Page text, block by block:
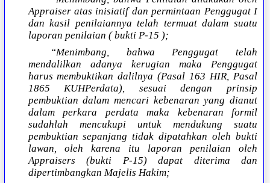
Appraiser atas inisiatif dan permintaan Penggugat I
dan kasil penilaiannya telah termuat dalam suatu
laporan penilaian ( bukti P-15 );
“Menimbang, bahwa Penggugat telah
mendalilkan adanya kerugian maka Penggugat
harus membuktikan dalilnya (Pasal 163 HIR, Pasal
1865 KUHPerdata), sesuai dengan prinsip
pembuktian dalam mencari kebenaran yang dianut
dalam perkara perdata maka kebenaran formil
sudahlah mencukupi untuk mendukung suatu
pembuktian sepanjang tidak dipatahkan oleh bukti
lawan, oleh karena itu laporan penilaian oleh
Appraisers (bukti P-15) dapat diterima dan
dipertimbangkan Majelis Hakim;